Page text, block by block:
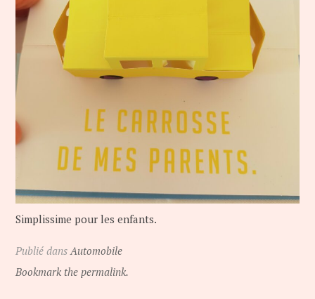
Simplissime pour les enfants.
Publié dansAutomobile
Bookmark the permalink.